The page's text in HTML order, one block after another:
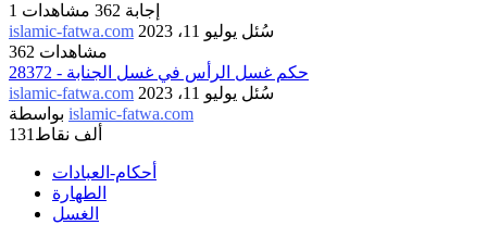
1 إجابة 362 مشاهدات
islamic-fatwa.com
سُئل يوليو 11، 2023
362 مشاهدات
28372 - حكم غسل الرأس في غسل الجنابة
islamic-fatwa.com
سُئل يوليو 11، 2023
islamic-fatwa.com
131ألف نقاط
أحكام-العبادات
الطهارة
الغسل